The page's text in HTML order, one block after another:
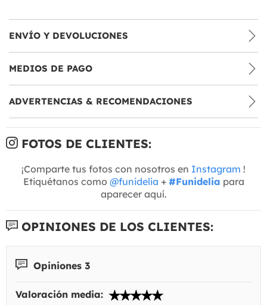
ENVÍO Y DEVOLUCIONES
MEDIOS DE PAGO
ADVERTENCIAS & RECOMENDACIONES
FOTOS DE CLIENTES:
¡Comparte tus fotos con nosotros en Instagram !
Etiquétanos como @funidelia + #Funidelia para
aparecer aquí.
OPINIONES DE LOS CLIENTES:
Opiniones 3
Valoración media: